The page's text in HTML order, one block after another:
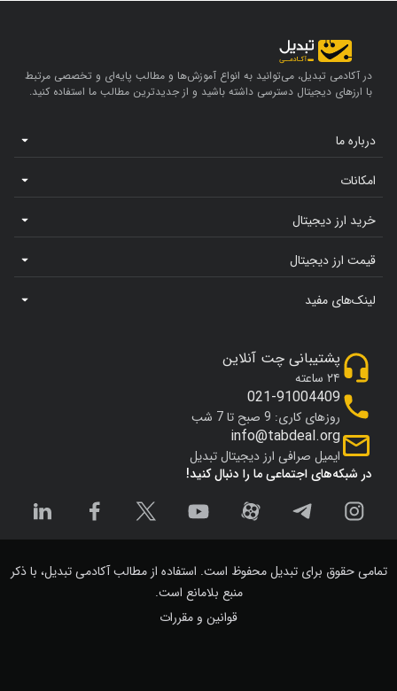
در آکادمی تبدیل، می‌توانید به انواع آموزش‌ها و مطالب پایه‌ای و تخصصی مرتبط
با ارزهای دیجیتال دسترسی داشته باشید و از جدیدترین مطالب ما استفاده کنید.
درباره ما
امکانات
خرید ارز دیجیتال
قیمت ارز دیجیتال
لینک‌های مفید
در شبکه‌های اجتماعی ما را دنبال کنید!
پشتیبانی چت آنلاین
۲۴ ساعته
021-91004409
روزهای کاری: 9 صبح تا 7 شب
info@tabdeal.org
ایمیل صرافی ارز دیجیتال تبدیل
تمامی حقوق برای تبدیل محفوظ است. استفاده از مطالب آکادمی تبدیل، با ذکر
منبع بلامانع است.
قوانین و مقررات